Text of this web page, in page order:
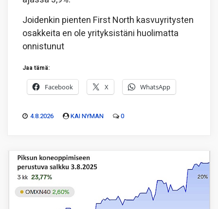
Joidenkin pienten First North kasvuyritysten
osakkeita en ole yrityksistäni huolimatta
onnistunut
Jaa tämä:
Facebook X WhatsApp
4.8.2026 KAI NYMAN 0